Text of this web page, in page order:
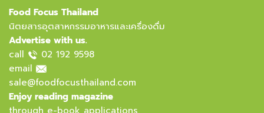
Food Focus Thailand
นิตยสารอุตสาหกรรมอาหารและเครื่องดื่ม
Advertise with us.
call
02 192 9598
email
sale@foodfocusthailand.com
Enjoy reading magazine